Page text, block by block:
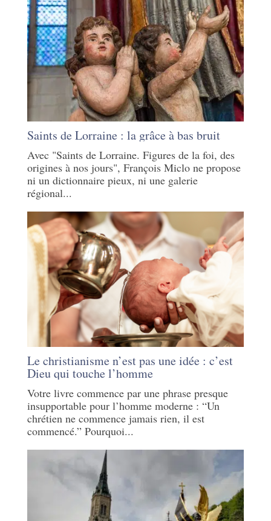
Saints de Lorraine : la grâce à bas bruit
Avec "Saints de Lorraine. Figures de la foi, des
origines à nos jours", François Miclo ne propose
ni un dictionnaire pieux, ni une galerie
régional...
Le christianisme n’est pas une idée : c’est
Dieu qui touche l’homme
Votre livre commence par une phrase presque
insupportable pour l’homme moderne : “Un
chrétien ne commence jamais rien, il est
commencé.” Pourquoi...